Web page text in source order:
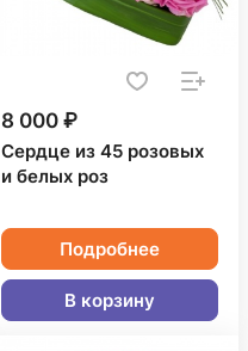
8 000 ₽
Сердце из 45 розовых
и белых роз
Подробнее
В корзину